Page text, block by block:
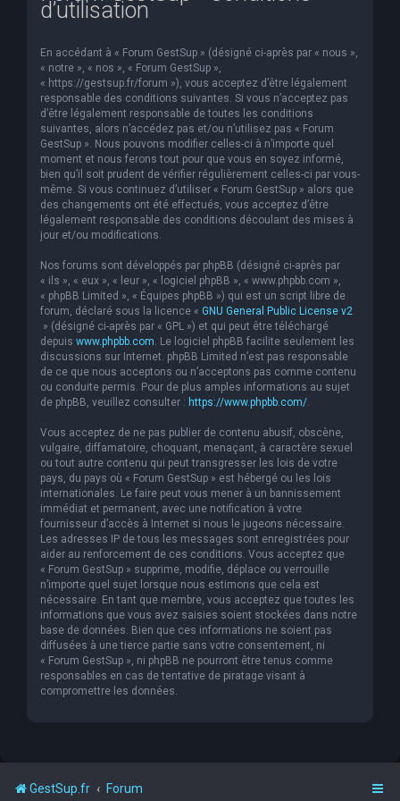
d’utilisation
En accédant à « Forum GestSup » (désigné ci-après par « nous »,
« notre », « nos », « Forum GestSup »,
« https://gestsup.fr/forum »), vous acceptez d’être légalement
responsable des conditions suivantes. Si vous n’acceptez pas
d’être légalement responsable de toutes les conditions
suivantes, alors n’accédez pas et/ou n’utilisez pas « Forum
GestSup ». Nous pouvons modifier celles-ci à n’importe quel
moment et nous ferons tout pour que vous en soyez informé,
bien qu’il soit prudent de vérifier régulièrement celles-ci par vous-
même. Si vous continuez d’utiliser « Forum GestSup » alors que
des changements ont été effectués, vous acceptez d’être
légalement responsable des conditions découlant des mises à
jour et/ou modifications.
Nos forums sont développés par phpBB (désigné ci-après par
« ils », « eux », « leur », « logiciel phpBB », « www.phpbb.com »,
« phpBB Limited », « Équipes phpBB ») qui est un script libre de
forum, déclaré sous la licence « GNU General Public License v2
» (désigné ci-après par « GPL ») et qui peut être téléchargé
depuis www.phpbb.com. Le logiciel phpBB facilite seulement les
discussions sur Internet. phpBB Limited n’est pas responsable
de ce que nous acceptons ou n’acceptons pas comme contenu
ou conduite permis. Pour de plus amples informations au sujet
de phpBB, veuillez consulter : https://www.phpbb.com/.
Vous acceptez de ne pas publier de contenu abusif, obscène,
vulgaire, diffamatoire, choquant, menaçant, à caractère sexuel
ou tout autre contenu qui peut transgresser les lois de votre
pays, du pays où « Forum GestSup » est hébergé ou les lois
internationales. Le faire peut vous mener à un bannissement
immédiat et permanent, avec une notification à votre
fournisseur d’accès à Internet si nous le jugeons nécessaire.
Les adresses IP de tous les messages sont enregistrées pour
aider au renforcement de ces conditions. Vous acceptez que
« Forum GestSup » supprime, modifie, déplace ou verrouille
n’importe quel sujet lorsque nous estimons que cela est
nécessaire. En tant que membre, vous acceptez que toutes les
informations que vous avez saisies soient stockées dans notre
base de données. Bien que ces informations ne soient pas
diffusées à une tierce partie sans votre consentement, ni
« Forum GestSup », ni phpBB ne pourront être tenus comme
responsables en cas de tentative de piratage visant à
compromettre les données.
GestSup.fr Forum